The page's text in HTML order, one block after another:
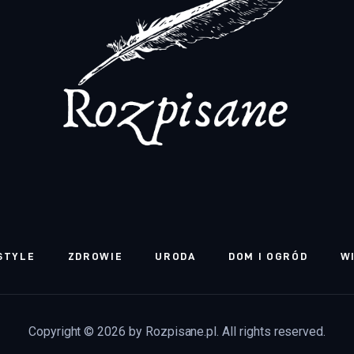
ZDROWIE URODA DOM I OGRÓD
Copyright © 2026 by Rozpisane.pl. All rights reserved.